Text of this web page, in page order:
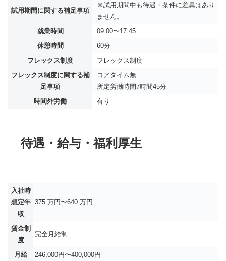
試用期間に関する補足事項
※試用期間中も待遇・条件に差異はあり
ません。
就業時間
09:00〜17:45
休憩時間
60分
フレックス制度
フレックス制度
フレックス制度に関する補
足事項
コアタイム無
所定労働時間7時間45分
時間外労働
有り
待遇・給与・福利厚生
入社時
想定年
収
375 万円〜640 万円
賃金制
度
完全月給制
月給
246,000円〜400,000円